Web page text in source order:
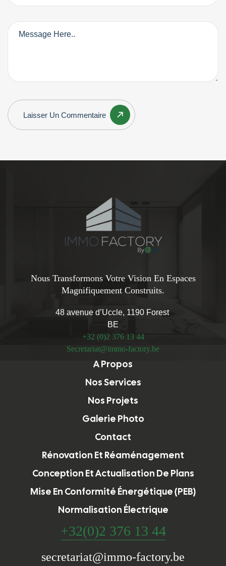
Laisser Un Commentaire
Nous Transformons Votre Vision En Espaces
Magnifiquement Construits.
48 avenue d’Uccle, 1190 Forest
BE
+32 (0)2 376 13 44
Secretariat@immo-factory.be
A Propos
Nos Services
Nos Projets
Galerie Photo
Contact
Rénovation Et Réaménagement
Conception Et Actualisation De Plans
Mise En Conformité Énergétique (PEB)
Normalisation Électrique
+32(0)2 376 13 44
secretariat@immo-factory.be